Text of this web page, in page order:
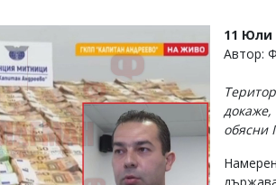
11 Юли
Автор:
докаже,
обясни